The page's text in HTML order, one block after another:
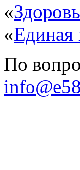
«
«Единая
По